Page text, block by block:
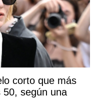
corto que más
50, según una